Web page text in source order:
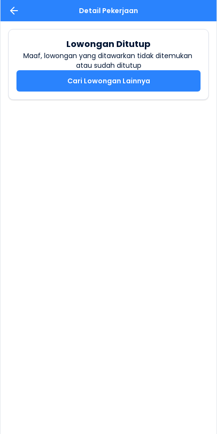
Detail Pekerjaan
Lowongan Ditutup
Maaf, lowongan yang ditawarkan tidak ditemukan
atau sudah ditutup
Cari Lowongan Lainnya